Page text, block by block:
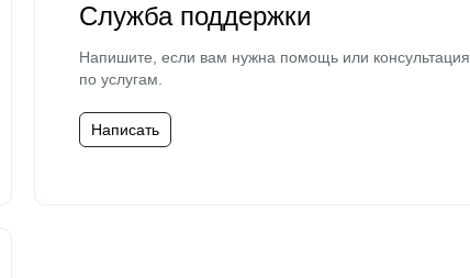
Служба поддержки
Напишите, если вам нужна помощь или консультация
по услугам.
Написать